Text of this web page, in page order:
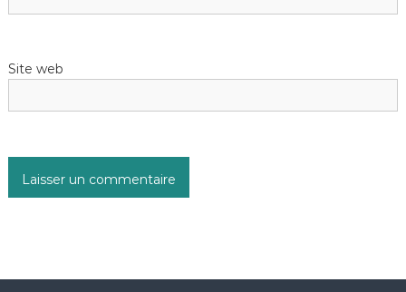
Site web